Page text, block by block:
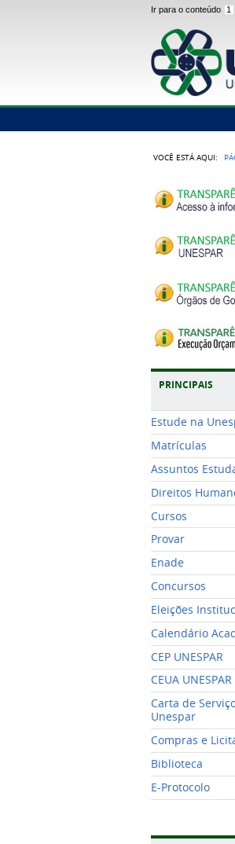
Ir para o conteúdo 1
VOCÊ ESTÁ AQUI:
PRINCIPAIS
Estude na
Matrículas
Assuntos
Direitos
Cursos
Provar
Enade
Concursos
Eleições
Calendário
CEP UNESPAR
CEUA UNESPAR
Carta de
Unespar
Compras e
Biblioteca
E-Protocolo